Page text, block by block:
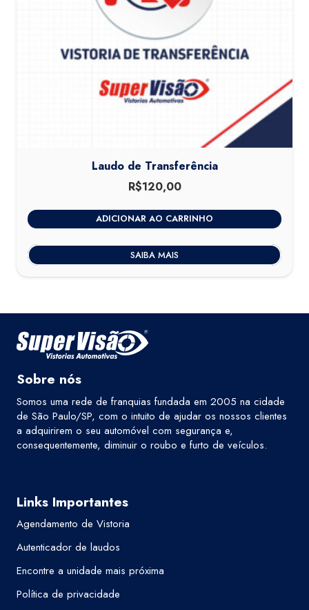
Laudo de Transferência
R$120,00
ADICIONAR AO CARRINHO
SAIBA MAIS
Sobre nós
Somos uma rede de franquias fundada em 2005 na cidade
de São Paulo/SP, com o intuito de ajudar os nossos clientes
a adquirirem o seu automóvel com segurança e,
consequentemente, diminuir o roubo e furto de veículos.
Links Importantes
Agendamento de Vistoria
Autenticador de laudos
Encontre a unidade mais próxima
Política de privacidade